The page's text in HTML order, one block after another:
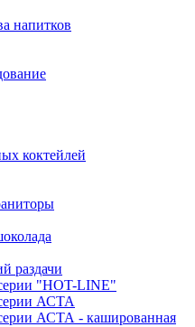
напитков
коктейлей
раздачи
"HOT-LINE"
АСТА
АСТА - кашированная